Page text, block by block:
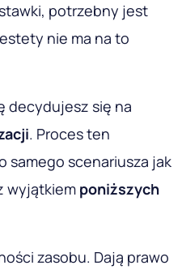
potrzebny jest
nie ma na to
decydujesz się na
. Proces ten
samego scenariusza jak
wyjątkiem poniższych
zasobu. Dają prawo